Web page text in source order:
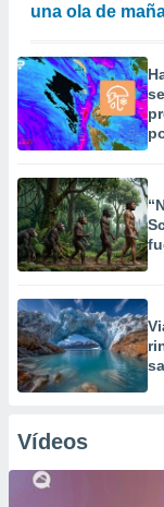
una ola de
Vídeos